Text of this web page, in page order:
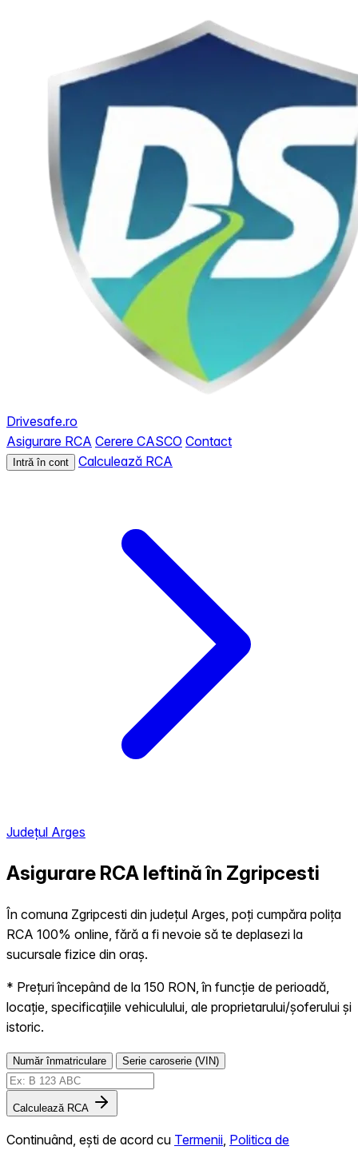
Drivesafe.ro
Asigurare RCA Cerere CASCO Contact
Intră în cont Calculează RCA
Județul Arges
Asigurare RCA Ieftină în Zgripcesti
În comuna Zgripcesti din județul Arges, poți cumpăra polița
RCA 100% online, fără a fi nevoie să te deplasezi la
sucursale fizice din oraș.
* Prețuri începând de la 150 RON, în funcție de perioadă,
locație, specificațiile vehiculului, ale proprietarului/șoferului și
istoric.
Număr înmatriculare Serie caroserie (VIN)
Calculează RCA
Continuând, ești de acord cu Termenii Politica de